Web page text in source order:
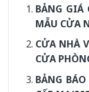
BẢNG GIÁ
MẪU CỬA
CỬA NHÀ
CỬA
BẢNG